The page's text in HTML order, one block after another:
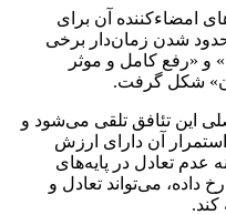
امضاءکننده آن برای
شدن زمان‌دار برخی
و «رفع کامل و موثر
شکل گرفت.
این تئافق تلقی می‌شود و
استمرار آن دارای ارزش
عدم تعادل در پایه‌های
داده، می‌تواند تعادل و
کند.